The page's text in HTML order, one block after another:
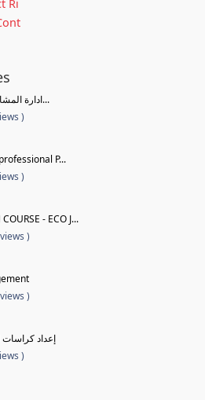
Ri
ادارة المشاريع بواسطة برنامج ب...
)
P...
)
- ECO J...
)
)
إعداد
)